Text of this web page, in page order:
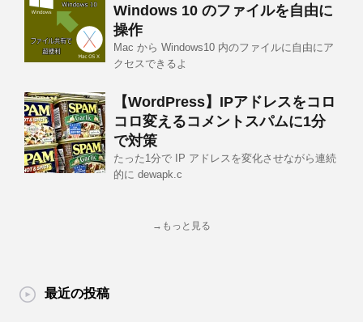
Windows 10 のファイルを自由に
操作
Mac から Windows10 内のファイルに自由にア
クセスできるよ
【WordPress】IPアドレスをコロ
コロ変えるコメントスパムに1分
で対策
たった1分で IP アドレスを変化させながら連続
的に dewapk.c
→もっと見る
最近の投稿